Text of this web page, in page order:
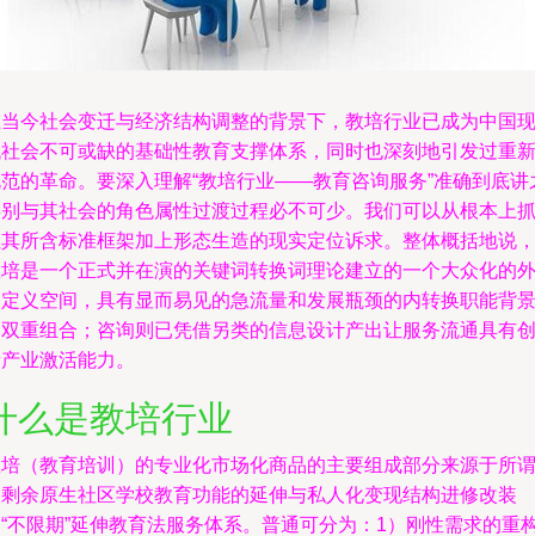
今社会变迁与经济结构调整的背景下，教培行业已成为中国现
会不可或缺的基础性教育支撑体系，同时也深刻地引发过重新
的革命。要深入理解“教培行业——教育咨询服务”准确到底讲
与其社会的角色属性过渡过程必不可少。我们可以从根本上抓
所含标准框架加上形态生造的现实定位诉求。整体概括地说，
是一个正式并在演的关键词转换词理论建立的一个大众化的外
义空间，具有显而易见的急流量和发展瓶颈的内转换职能背景
重组合；咨询则已凭借另类的信息设计产出让服务流通具有创
业激活能力。
么是教培行业
（教育培训）的专业化市场化商品的主要组成部分来源于所谓
余原生社区学校教育功能的延伸与私人化变现结构进修改装
不限期”延伸教育法服务体系。普通可分为：1）刚性需求的重